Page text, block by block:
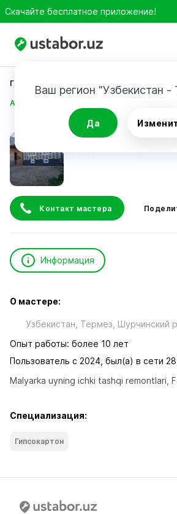
Скачайте бесплатное приложение!
Ваш регион "Узбекистан -
Да
Главная
Abdullayev Jasurbek
Abdullayev Jasurbek
Контакт мастера
Информация
О мастере:
Узбекистан, Термез, Шурчинский
Опыт работы: более 10 лет
Пользователь с 2024, был(а) в сети
Malyarka uyning ichki tashqi remontlari,
Специализация:
Гипсокартон